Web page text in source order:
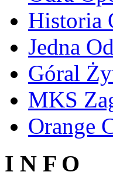
Historia
Jedna
Góral
MKS
Orange
I N F O